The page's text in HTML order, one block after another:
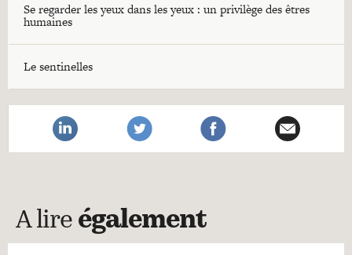
Se regarder les yeux dans les yeux : un privilège des êtres
humaines
Le sentinelles
A lire également